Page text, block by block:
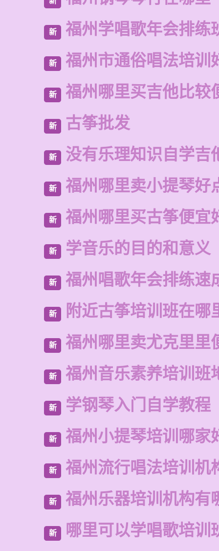
新 福州学唱歌年会排练
新 福州市通俗唱法培训
新 福州哪里买吉他比较
新 古筝批发
新 没有乐理知识自学吉
新 福州哪里卖小提琴好
新 福州哪里买古筝便宜
新 学音乐的目的和意义
新 福州唱歌年会排练速
新 附近古筝培训班在哪
新 福州哪里卖尤克里里
新 福州音乐素养培训班
新 学钢琴入门自学教程
新 福州小提琴培训哪家
新 福州流行唱法培训机
新 福州乐器培训机构有
新 哪里可以学唱歌培训